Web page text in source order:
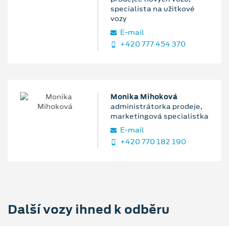
specialista na užitkové
vozy
E‑mail
+420 777 454 370
Monika Mihoková
administrátorka prodeje,
marketingová specialistka
E‑mail
+420 770 182 190
Další vozy ihned k odběru